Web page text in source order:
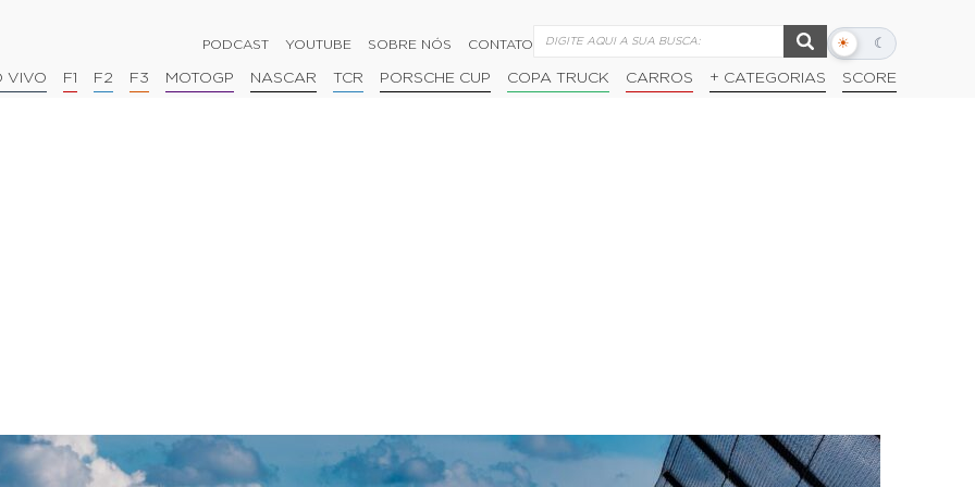
PODCAST YOUTUBE SOBRE NÓS CONTATO ☀ ☾
Alternar
escuro
VIVO F1 F2 F3 MOTOGP NASCAR TCR PORSCHE CUP COPA TRUCK CARROS + CATEGORIAS SCORE